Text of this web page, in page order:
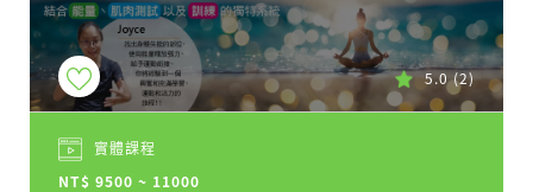
5.0 (2)
實體課程
NT$ 9500 ~ 11000